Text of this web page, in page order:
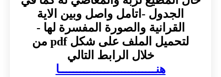
الجدول -اتامل واصل وبين الاية
القرانية والصورة المفسرة لها -
لتحميل الملف على شكل pdf من
خلال الرابط التالي
هنــــــــــــــــــــــــــــا